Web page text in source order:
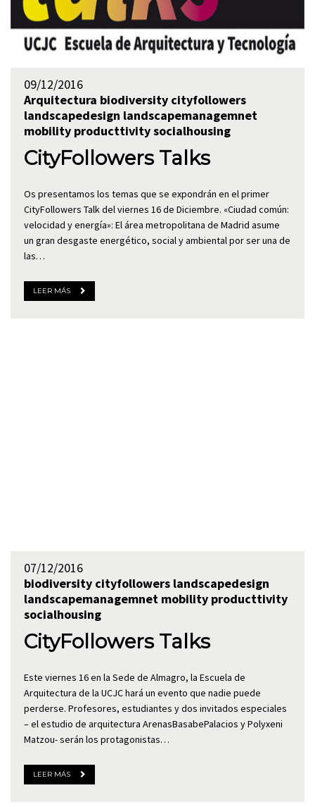
09/12/2016
Arquitectura biodiversity cityfollowers
landscapedesign landscapemanagemnet
mobility producttivitysocialhousing
CityFollowers Talks
Os presentamos los temas que se expondrán en el primer
CityFollowers Talk del viernes 16 de Diciembre. «Ciudad común:
velocidad y energía»: El área metropolitana de Madrid asume
un gran desgaste energético, social y ambiental por ser una de
las…
LEER MÁS
07/12/2016
biodiversity cityfollowers landscapedesign
landscapemanagemnet mobility producttivity
socialhousing
CityFollowers Talks
Este viernes 16 en la Sede de Almagro, la Escuela de
Arquitectura de la UCJC hará un evento que nadie puede
perderse. Profesores, estudiantes y dos invitados especiales
– el estudio de arquitectura ArenasBasabePalacios y Polyxeni
Matzou- serán los protagonistas…
LEER MÁS